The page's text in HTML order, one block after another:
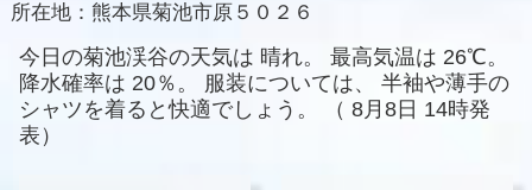
所在地： 熊本県菊池市原５０２６
今日の菊池渓谷の天気は 晴れ。 最高気温は 26℃。
降水確率は 20％。 服装については、
半袖や薄手の
シャツを着ると快適でしょう。
（ 8月8日 14時発
表）